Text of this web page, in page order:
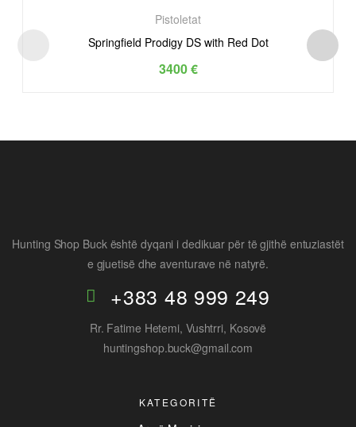
Pistoletat
Springfield Prodigy DS with Red Dot
3400€
Hunting Shop Buck është dyqani i dedikuar për të gjithë entuziastët
e gjuetisë dhe aventurave në natyrë.
+383 48 999 249
Rr. Fatime Hetemi, Vushtrri, Kosovë
huntingshop.buck@gmail.com
KATEGORITË